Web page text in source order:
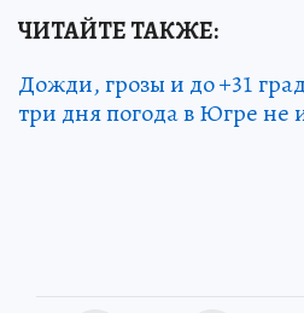
ЧИТАЙТЕ ТАКЖЕ:
Дожди, грозы и до +31
три дня погода в Югре не